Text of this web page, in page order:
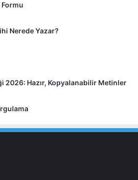
Nerede Yazar?
2026: Hazır, Kopyalanabilir Metinler